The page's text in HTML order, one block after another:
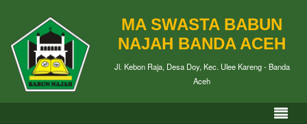
MA SWASTA BABUN
NAJAH BANDA ACEH
Jl. Kebon Raja, Desa Doy, Kec. Ulee Kareng - Banda
Aceh